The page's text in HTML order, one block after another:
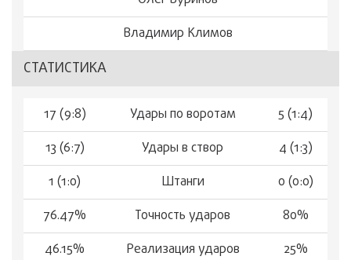
Владимир Климов
СТАТИСТИКА
17 (9:8) Удары по воротам
5 (1:4)
13 (6:7)
Удары в створ
4 (1:3)
1 (1:0)
Штанги
0 (0:0)
76.47%
Точность ударов
80%
46.15%
Реализация ударов
25%